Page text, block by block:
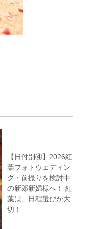
【日付別④】2026紅
葉フォトウェディン
グ・前撮りを検討中
の新郎新婦様へ！ 紅
葉は、日程選びが大
切！